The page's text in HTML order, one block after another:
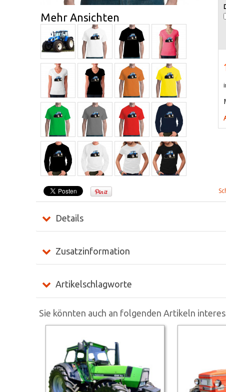
Mehr Ansichten
Details
Zusatzinformation
Artikelschlagworte
Sie könnten auch an folgenden Artikeln